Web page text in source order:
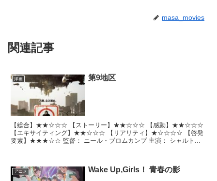
masa_movies
関連記事
洋画 第9地区
【総合】★★☆☆☆ 【ストーリー】★★☆☆☆ 【感動】★★☆☆☆
【エキサイティング】★★☆☆☆ 【リアリティ】★☆☆☆☆ 【啓発
要素】★★★☆☆ 監督： ニール・ブロムカンプ 主演： シャルト...
アニメ Wake Up,Girls！ 青春の影